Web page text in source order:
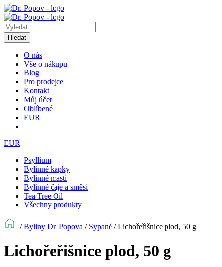
Hledat
O nás
Vše o nákupu
Blog
Pro prodejce
Kontakt
Můj účet
Oblíbené
EUR
EUR
Psyllium
Bylinné kapky
Bylinné masti
Bylinné čaje a směsi
Tea Tree Oil
Všechny produkty
/Byliny Dr. Popova / Sypané /Lichořeřišnice plod, 50 g
Lichořeřišnice plod, 50 g